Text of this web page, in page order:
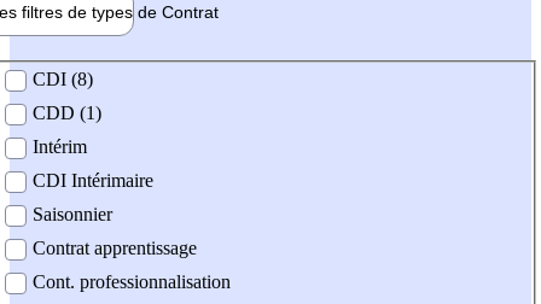
filtres de types de Contrat
contrat
CDI (8)
CDD (1)
Intérim
CDI Intérimaire
Saisonnier
Contrat apprentissage
Cont. professionnalisation